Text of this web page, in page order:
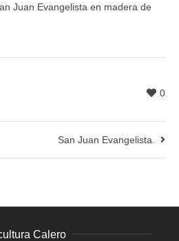
Juan Evangelista en madera de
0
San Juan Evangelista.
Calero